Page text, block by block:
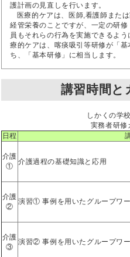
護計画の見直しを行います。
医療的ケアは、医師,看護師また
経管栄養のことですが、一定の研
員もそれらの行為を実施できるよ
療的ケアは、喀痰吸引等研修が「
ち、「基本研修」に相当します。
講習時間と
しかくの学
実務者研修
日程
介護
①
介護過程の基礎知識と応用
介護
②
演習① 事例を用いたグループワ
介護
③
演習② 事例を用いたグループワ